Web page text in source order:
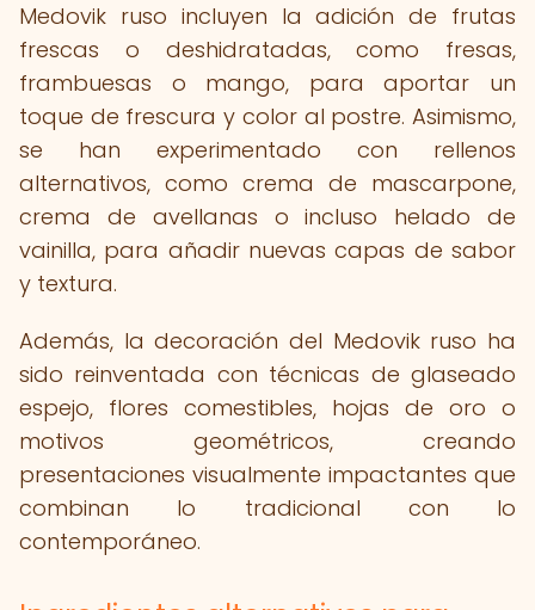
Medovik ruso incluyen la adición de frutas
frescas o deshidratadas, como fresas,
frambuesas o mango, para aportar un
toque de frescura y color al postre. Asimismo,
se han experimentado con rellenos
alternativos, como crema de mascarpone,
crema de avellanas o incluso helado de
vainilla, para añadir nuevas capas de sabor
y textura.
Además, la decoración del Medovik ruso ha
sido reinventada con técnicas de glaseado
espejo, flores comestibles, hojas de oro o
motivos geométricos, creando
presentaciones visualmente impactantes que
combinan lo tradicional con lo
contemporáneo.